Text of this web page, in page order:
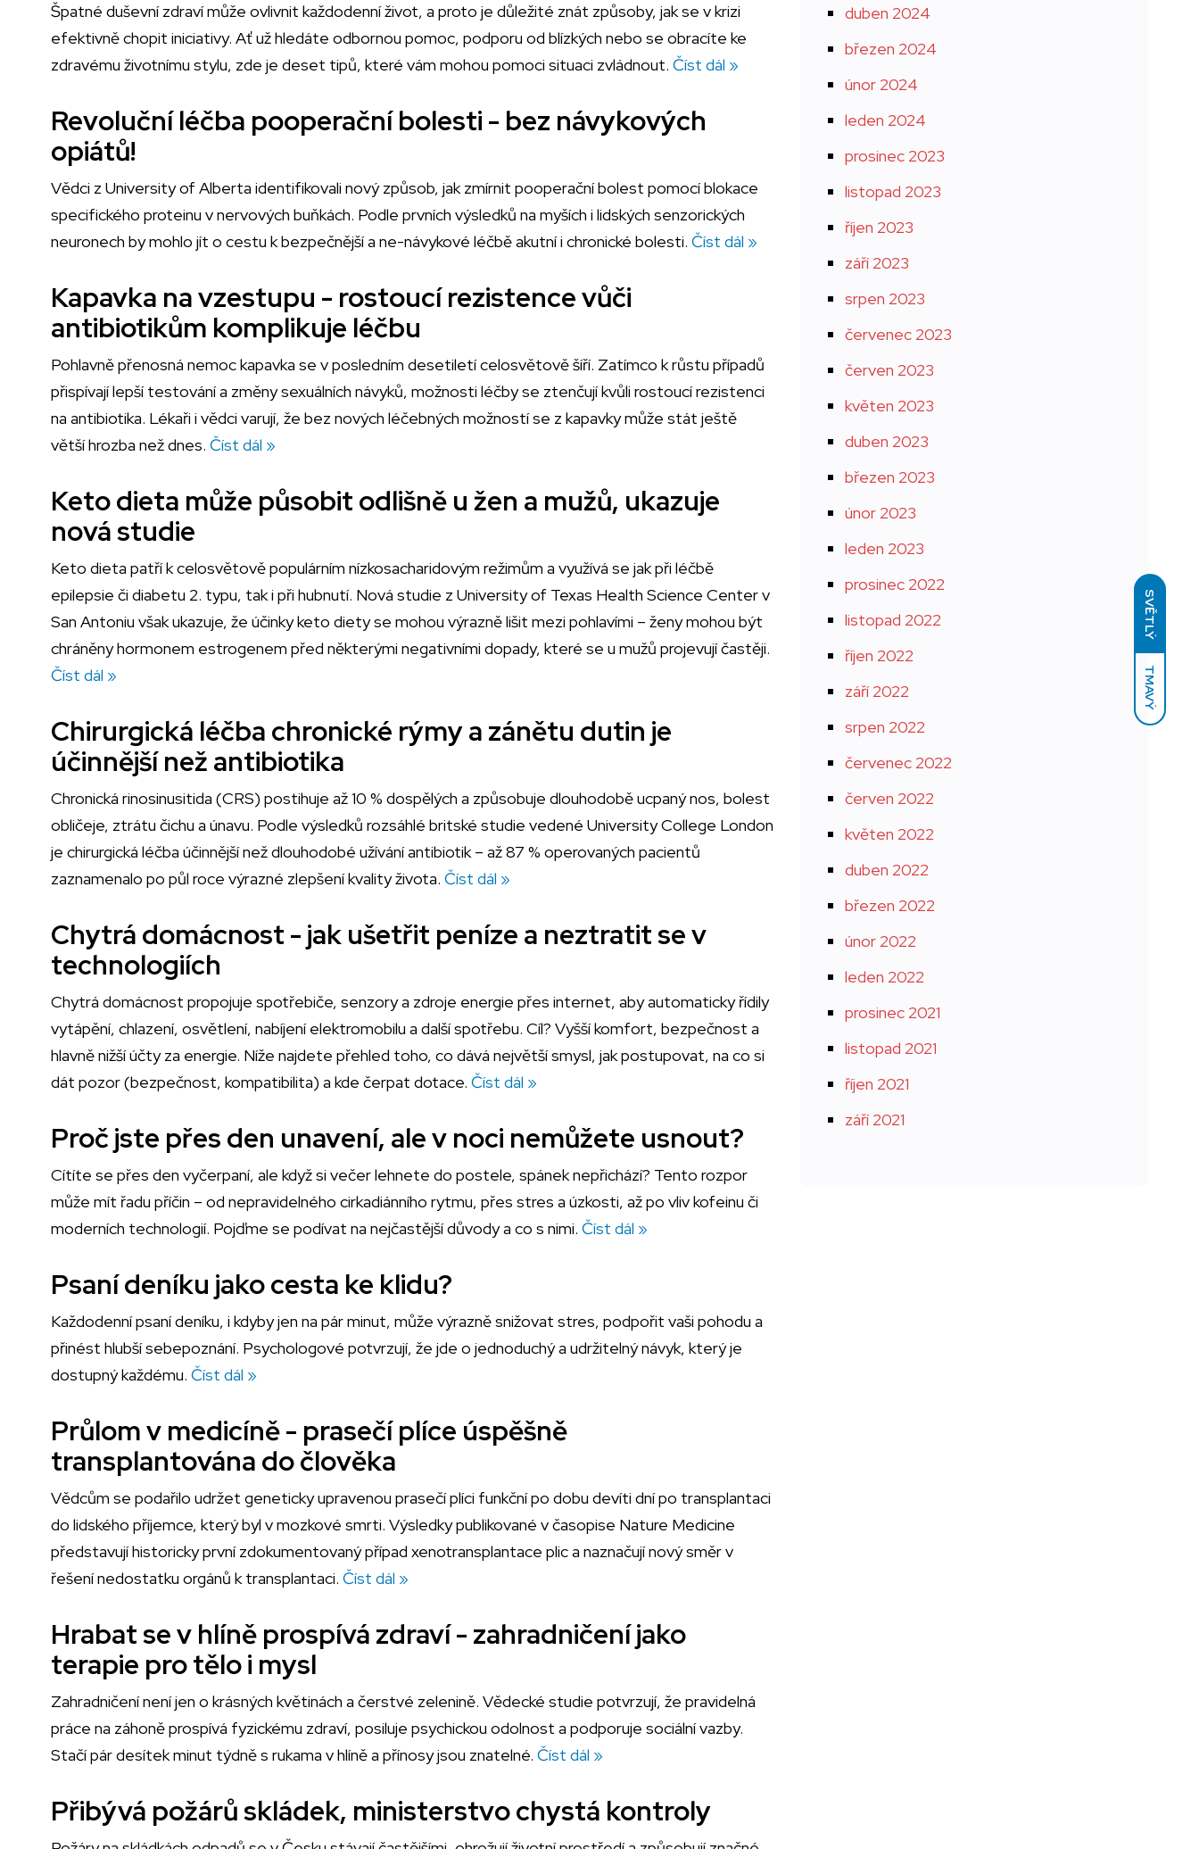
SVĚTLÝ
TMAVÝ
Špatné duševní zdraví může ovlivnit každodenní život, a proto je důležité znát způsoby, jak se v krizi
efektivně chopit iniciativy. Ať už hledáte odbornou pomoc, podporu od blízkých nebo se obracíte ke
zdravému životnímu stylu, zde je deset tipů, které vám mohou pomoci situaci zvládnout. Číst dál »
Revoluční léčba pooperační bolesti - bez návykových
opiátů!
Vědci z University of Alberta identifikovali nový způsob, jak zmírnit pooperační bolest pomocí blokace
specifického proteinu v nervových buňkách. Podle prvních výsledků na myších i lidských senzorických
neuronech by mohlo jít o cestu k bezpečnější a ne-návykové léčbě akutní i chronické bolesti. Číst dál »
Kapavka na vzestupu - rostoucí rezistence vůči
antibiotikům komplikuje léčbu
Pohlavně přenosná nemoc kapavka se v posledním desetiletí celosvětově šíří. Zatímco k růstu případů
přispívají lepší testování a změny sexuálních návyků, možnosti léčby se ztenčují kvůli rostoucí rezistenci
na antibiotika. Lékaři i vědci varují, že bez nových léčebných možností se z kapavky může stát ještě
větší hrozba než dnes. Číst dál »
Keto dieta může působit odlišně u žen a mužů, ukazuje
nová studie
Keto dieta patří k celosvětově populárním nízkosacharidovým režimům a využívá se jak při léčbě
epilepsie či diabetu 2. typu, tak i při hubnutí. Nová studie z University of Texas Health Science Center v
San Antoniu však ukazuje, že účinky keto diety se mohou výrazně lišit mezi pohlavími – ženy mohou být
chráněny hormonem estrogenem před některými negativními dopady, které se u mužů projevují častěji.
Číst dál »
Chirurgická léčba chronické rýmy a zánětu dutin je
účinnější než antibiotika
Chronická rinosinusitida (CRS) postihuje až 10 % dospělých a způsobuje dlouhodobě ucpaný nos, bolest
obličeje, ztrátu čichu a únavu. Podle výsledků rozsáhlé britské studie vedené University College London
je chirurgická léčba účinnější než dlouhodobé užívání antibiotik – až 87 % operovaných pacientů
zaznamenalo po půl roce výrazné zlepšení kvality života. Číst dál »
Chytrá domácnost - jak ušetřit peníze a neztratit se v
technologiích
Chytrá domácnost propojuje spotřebiče, senzory a zdroje energie přes internet, aby automaticky řídily
vytápění, chlazení, osvětlení, nabíjení elektromobilu a další spotřebu. Cíl? Vyšší komfort, bezpečnost a
hlavně nižší účty za energie. Níže najdete přehled toho, co dává největší smysl, jak postupovat, na co si
dát pozor (bezpečnost, kompatibilita) a kde čerpat dotace. Číst dál »
Proč jste přes den unavení, ale v noci nemůžete usnout?
Cítíte se přes den vyčerpaní, ale když si večer lehnete do postele, spánek nepřichází? Tento rozpor
může mít řadu příčin – od nepravidelného cirkadiánního rytmu, přes stres a úzkosti, až po vliv kofeinu či
moderních technologií. Pojďme se podívat na nejčastější důvody a co s nimi. Číst dál »
Psaní deníku jako cesta ke klidu?
Každodenní psaní deníku, i kdyby jen na pár minut, může výrazně snižovat stres, podpořit vaši pohodu a
přinést hlubší sebepoznání. Psychologové potvrzují, že jde o jednoduchý a udržitelný návyk, který je
dostupný každému. Číst dál »
Průlom v medicíně - prasečí plíce úspěšně
transplantována do člověka
Vědcům se podařilo udržet geneticky upravenou prasečí plíci funkční po dobu devíti dní po transplantaci
do lidského příjemce, který byl v mozkové smrti. Výsledky publikované v časopise Nature Medicine
představují historicky první zdokumentovaný případ xenotransplantace plic a naznačují nový směr v
řešení nedostatku orgánů k transplantaci. Číst dál »
Hrabat se v hlíně prospívá zdraví - zahradničení jako
terapie pro tělo i mysl
Zahradničení není jen o krásných květinách a čerstvé zelenině. Vědecké studie potvrzují, že pravidelná
práce na záhoně prospívá fyzickému zdraví, posiluje psychickou odolnost a podporuje sociální vazby.
Stačí pár desítek minut týdně s rukama v hlíně a přínosy jsou znatelné. Číst dál »
Přibývá požárů skládek, ministerstvo chystá kontroly
duben 2024
březen 2024
únor 2024
leden 2024
prosinec 2023
listopad 2023
říjen 2023
září 2023
srpen 2023
červenec 2023
červen 2023
květen 2023
duben 2023
březen 2023
únor 2023
leden 2023
prosinec 2022
listopad 2022
říjen 2022
září 2022
srpen 2022
červenec 2022
červen 2022
květen 2022
duben 2022
březen 2022
únor 2022
leden 2022
prosinec 2021
listopad 2021
říjen 2021
září 2021